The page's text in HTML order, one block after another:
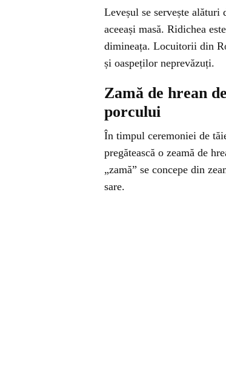
Leveșul se servește
aceeași masă. Ridichea
dimineața. Locuitorii din
și oaspeților neprevăzuți.
Zamă de hrean
porcului
În timpul ceremoniei de
pregătească o zeamă de
„zamă” se concepe din
sare.